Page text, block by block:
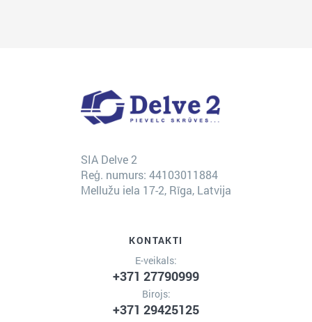
SIA Delve 2
Reģ. numurs: 44103011884
Mellužu iela 17-2, Rīga, Latvija
KONTAKTI
E-veikals:
+371 27790999
Birojs:
+371 29425125